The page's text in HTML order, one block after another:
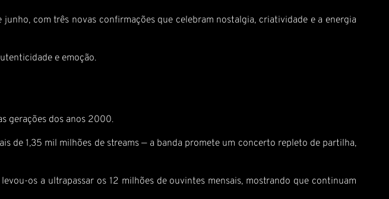
com três novas confirmações que celebram nostalgia, criatividade e a energia
e emoção.
gerações dos anos 2000.
de 1,35 mil milhões de streams — a banda promete um concerto repleto de partilha,
os a ultrapassar os 12 milhões de ouvintes mensais, mostrando que continuam